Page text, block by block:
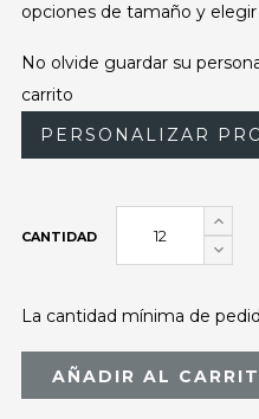
opciones de tamaño y
No olvide guardar su
carrito
PERSONALIZAR
CANTIDAD
La cantidad mínima de
AÑADIR AL